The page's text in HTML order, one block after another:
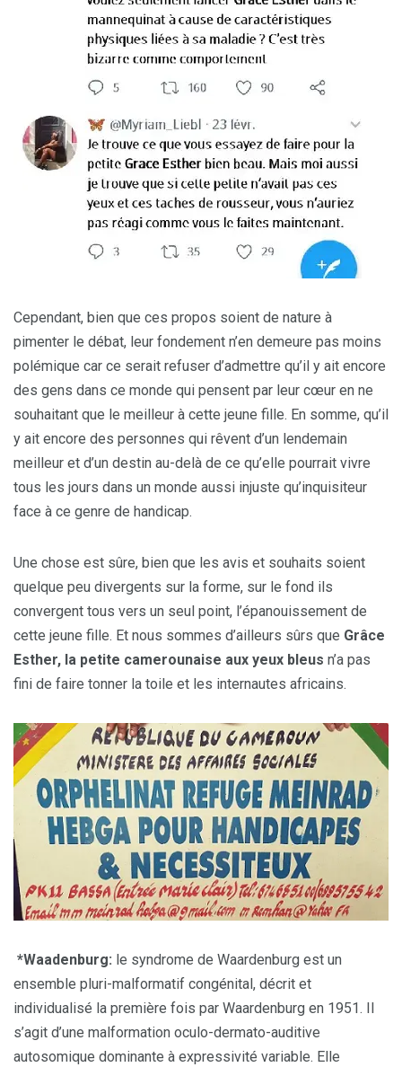
Cependant, bien que ces propos soient de nature à
pimenter le débat, leur fondement n’en demeure pas moins
polémique car ce serait refuser d’admettre qu’il y ait encore
des gens dans ce monde qui pensent par leur cœur en ne
souhaitant que le meilleur à cette jeune fille. En somme, qu’il
y ait encore des personnes qui rêvent d’un lendemain
meilleur et d’un destin au-delà de ce qu’elle pourrait vivre
tous les jours dans un monde aussi injuste qu’inquisiteur
face à ce genre de handicap.
Une chose est sûre, bien que les avis et souhaits soient
quelque peu divergents sur la forme, sur le fond ils
convergent tous vers un seul point, l’épanouissement de
cette jeune fille. Et nous sommes d’ailleurs sûrs que Grâce
Esther, la petite camerounaise aux yeux bleus n’a pas
fini de faire tonner la toile et les internautes africains.
*Waadenburg: le syndrome de Waardenburg est un
ensemble pluri-malformatif congénital, décrit et
individualisé la première fois par Waardenburg en 1951. Il
s’agit d’une malformation oculo-dermato-auditive
autosomique dominante à expressivité variable. Elle